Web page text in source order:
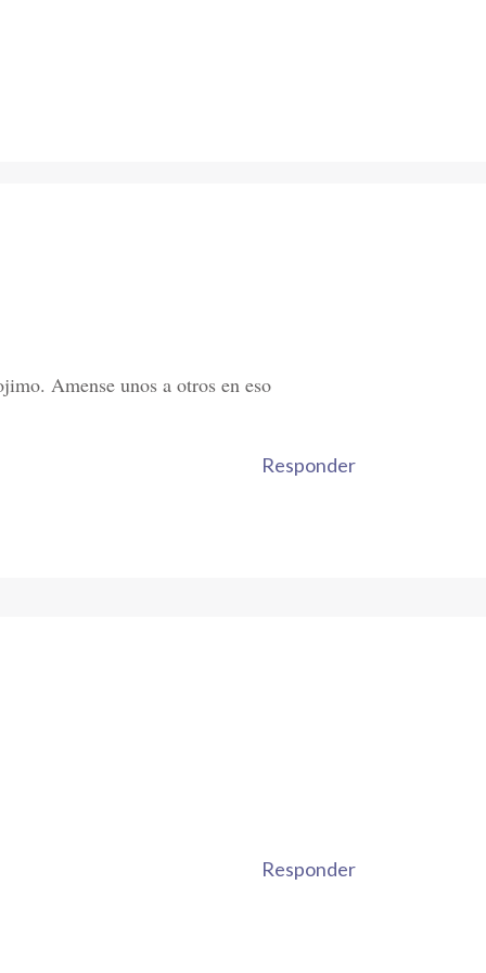
Amense unos a otros en eso
Responder
Responder